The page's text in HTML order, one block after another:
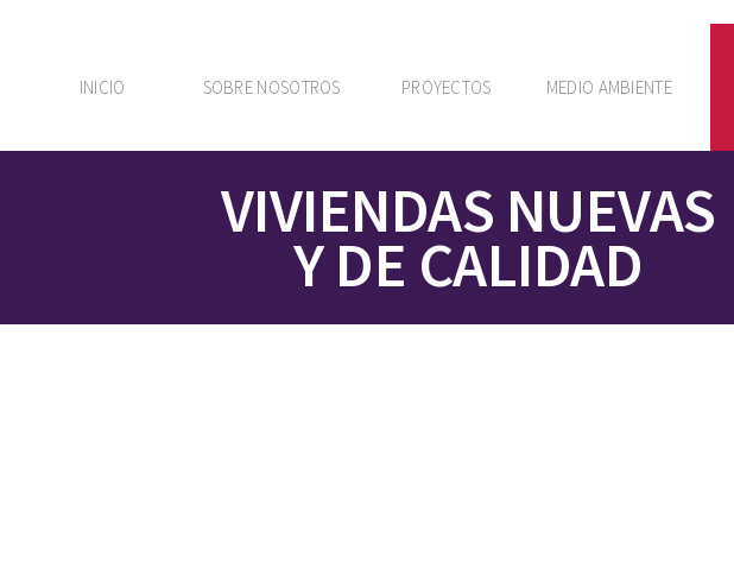
INICIO SOBRE NOSOTROS PROYECTOS MEDIO AMBIENTE
VIVIENDAS NUEVAS
Y DE CALIDAD